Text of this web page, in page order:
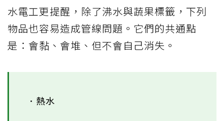
水電工更提醒，除了沸水與蔬果標籤，下列
物品也容易造成管線問題。它們的共通點
是：會黏、會堆、但不會自己消失。
．熱水